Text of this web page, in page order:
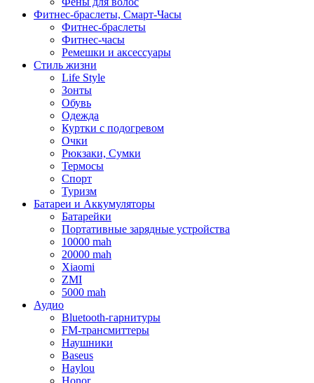
Фитнес-браслеты, Смарт-Часы
Фитнес-браслеты
Фитнес-часы
Ремешки и аксессуары
Стиль жизни
Life Style
Зонты
Обувь
Одежда
Куртки с подогревом
Очки
Рюкзаки, Сумки
Термосы
Спорт
Туризм
Батареи и Аккумуляторы
Батарейки
Портативные зарядные устройства
10000 mah
20000 mah
Xiaomi
ZMI
5000 mah
Аудио
Bluetooth-гарнитуры
FM-трансмиттеры
Наушники
Baseus
Haylou
Honor